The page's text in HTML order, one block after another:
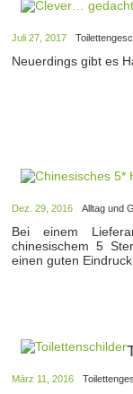
Juli 27, 2017
Neuerdings gibt es
Dez. 29, 2016 Alltag und
Bei einem
chinesischem 5
einen guten
März 11, 2016